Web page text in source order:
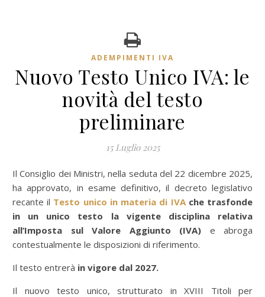
ADEMPIMENTI IVA
Nuovo Testo Unico IVA: le
novità del testo
preliminare
15 Luglio 2025
Il Consiglio dei Ministri, nella seduta del 22 dicembre 2025,
ha approvato, in esame definitivo, il decreto legislativo
recante il Testo unico in materia di IVA che trasfonde
in un unico testo la vigente disciplina relativa
all’Imposta sul Valore Aggiunto (IVA) e abroga
contestualmente le disposizioni di riferimento.
Il testo entrerà in vigore dal 2027.
Il nuovo testo unico, strutturato in XVIII Titoli per